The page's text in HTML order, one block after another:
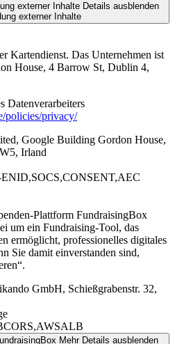
externer Inhalte Details ausblenden
externer Inhalte
Kartendienst. Das Unternehmen ist
House, 4 Barrow St, Dublin 4,
Datenverarbeiters
policies/privacy/
Google Building Gordon House,
Irland
ENID,SOCS,CONSENT,AEC
Plattform FundraisingBox
um ein Fundraising-Tool, das
ermöglicht, professionelles digitales
Sie damit einverstanden sind,
GmbH, Schießgrabenstr. 32,
Mehr Details ausblenden